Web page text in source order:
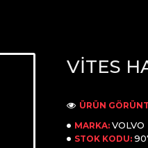
VİTES
MARKA: VOLVO
STOK KODU:
ÜRÜN